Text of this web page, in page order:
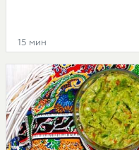
15 мин